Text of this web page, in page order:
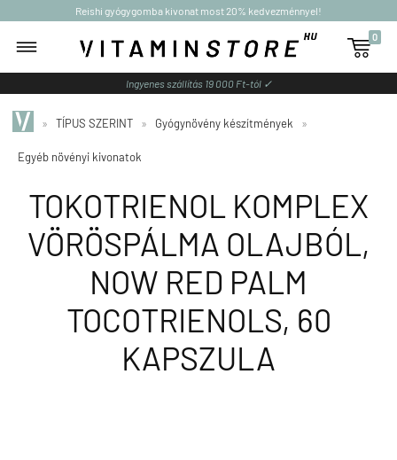
Reishi gyógygomba kivonat most 20% kedvezménnyel!

0
Ingyenes szállítás 19 000 Ft-tól ✓
» TÍPUS SZERINT » Gyógynövény készítmények »
Egyéb növényi kivonatok
TOKOTRIENOL KOMPLEX
VÖRÖSPÁLMA OLAJBÓL,
NOW RED PALM
TOCOTRIENOLS, 60
KAPSZULA